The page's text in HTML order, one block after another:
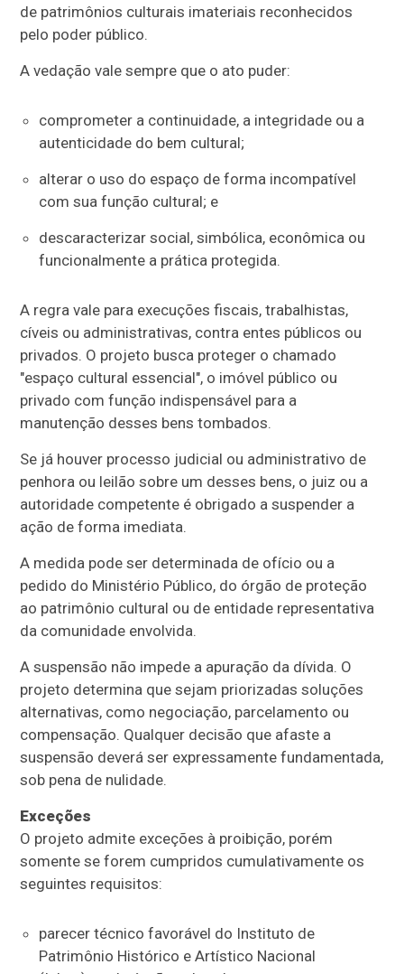
de patrimônios culturais imateriais reconhecidos
pelo poder público.
A vedação vale sempre que o ato puder:
comprometer a continuidade, a integridade ou a
autenticidade do bem cultural;
alterar o uso do espaço de forma incompatível
com sua função cultural; e
descaracterizar social, simbólica, econômica ou
funcionalmente a prática protegida.
A regra vale para execuções fiscais, trabalhistas,
cíveis ou administrativas, contra entes públicos ou
privados. O projeto busca proteger o chamado
"espaço cultural essencial", o imóvel público ou
privado com função indispensável para a
manutenção desses bens tombados.
Se já houver processo judicial ou administrativo de
penhora ou leilão sobre um desses bens, o juiz ou a
autoridade competente é obrigado a suspender a
ação de forma imediata.
A medida pode ser determinada de ofício ou a
pedido do Ministério Público, do órgão de proteção
ao patrimônio cultural ou de entidade representativa
da comunidade envolvida.
A suspensão não impede a apuração da dívida. O
projeto determina que sejam priorizadas soluções
alternativas, como negociação, parcelamento ou
compensação. Qualquer decisão que afaste a
suspensão deverá ser expressamente fundamentada,
sob pena de nulidade.
Exceções
O projeto admite exceções à proibição, porém
somente se forem cumpridos cumulativamente os
seguintes requisitos:
parecer técnico favorável do Instituto de
Patrimônio Histórico e Artístico Nacional